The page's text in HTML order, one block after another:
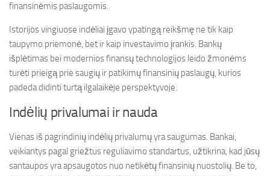
finansinėmis paslaugomis.
Istorijos vingiuose indėliai įgavo ypatingą reikšmę ne tik kaip
taupymo priemonė, bet ir kaip investavimo įrankis. Bankų
išplėtimas bei modernios finansų technologijos leido žmonėms
turėti prieigą prie saugių ir patikimų finansinių paslaugų, kurios
padeda didinti turtą ilgalaikėje perspektyvoje.
Indėlių privalumai ir nauda
Vienas iš pagrindinių indėlių privalumų yra saugumas. Bankai,
veikiantys pagal griežtus reguliavimo standartus, užtikrina, kad jūsų
santaupos yra apsaugotos nuo netikėtų finansinių nuostolių. Be to,